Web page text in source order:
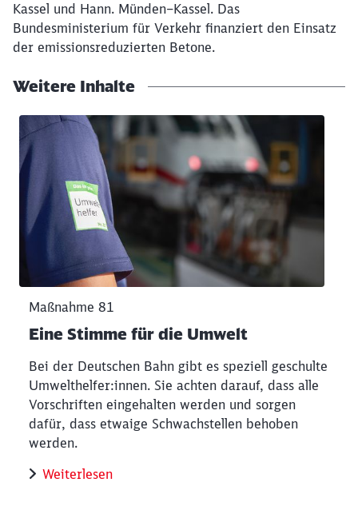
Kassel und Hann. Münden–Kassel. Das
Bundesministerium für Verkehr finanziert den Einsatz
der emissionsreduzierten Betone.
Weitere Inhalte
um den folgenden Slider zu überspringen
Maßnahme 81
Eine Stimme für die Umwelt
Bei der Deutschen Bahn gibt es speziell geschulte
Umwelthelfer:innen. Sie achten darauf, dass alle
Vorschriften eingehalten werden und sorgen
dafür, dass etwaige Schwachstellen behoben
werden.
Weiterlesen